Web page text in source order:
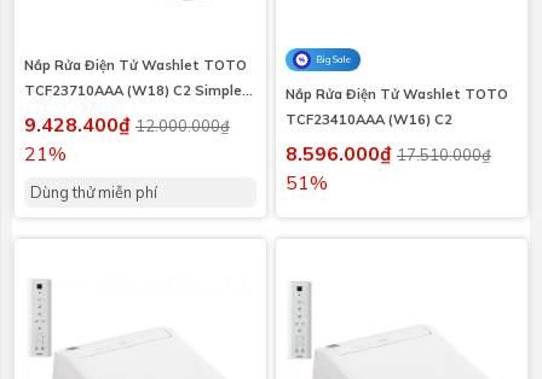
Nắp Rửa Điện Tử Washlet TOTO
TCF23710AAA (W18) C2 Simple
220V
9.428.400₫ 12.000.000₫
21%
Dùng thử miễn phí
Big Sale
Nắp Rửa Điện Tử Washlet TOTO
TCF23410AAA (W16) C2
8.596.000₫ 17.510.000₫
51%